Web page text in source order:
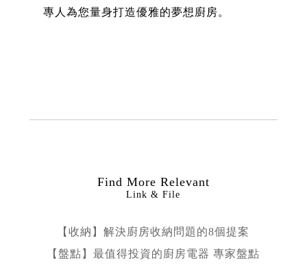
專人為您量身打造優雅的夢想廚房。
Find More Relevant
Link & File
【收納】解決廚房收納問題的8個提案
【盤點】最值得投資的廚房電器 專家盤點